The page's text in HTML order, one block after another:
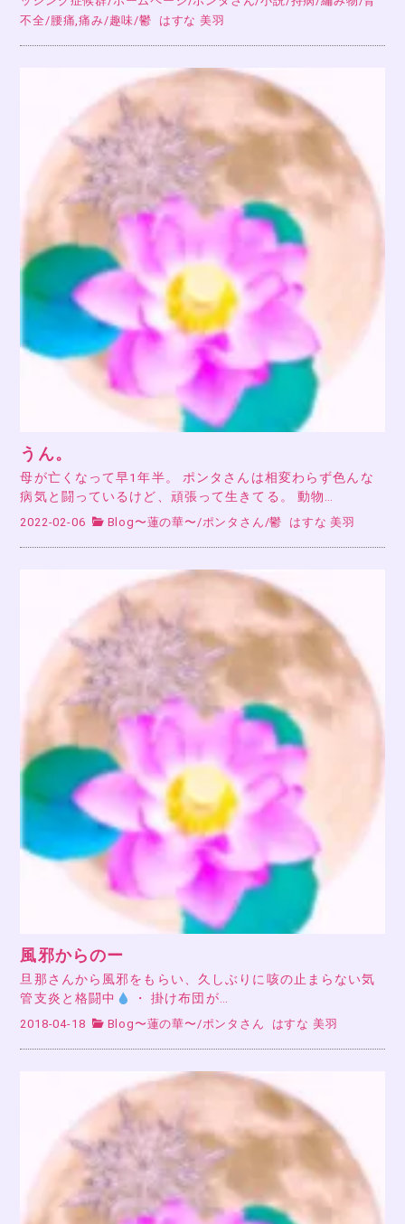
不全/腰痛,痛み/趣味/鬱 はすな 美羽
うん。
母が亡くなって早1年半。 ポンタさんは相変わらず色んな
病気と闘っているけど、頑張って生きてる。 動物…
2022-02-06 Blog〜蓮の華〜 /ポンタさん /鬱 はすな 美羽
風邪からのー
旦那さんから風邪をもらい、久しぶりに咳の止まらない気
管支炎と格闘中
・ 掛け布団が…
2018-04-18 Blog〜蓮の華〜 /ポンタさん はすな 美羽